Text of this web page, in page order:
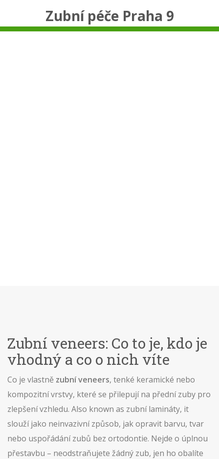
Zubní péče Praha 9
Zubní veneers: Co to je, kdo je
vhodný a co o nich víte
Co je vlastně zubní veneers, tenké keramické nebo
kompozitní vrstvy, které se přilepují na přední zuby pro
zlepšení vzhledu. Also known as zubní lamináty, it
slouží jako neinvazivní způsob, jak opravit barvu, tvar
nebo uspořádání zubů bez ortodontie. Nejde o úplnou
přestavbu – neodstraňujete žádný zub, jen ho obalíte